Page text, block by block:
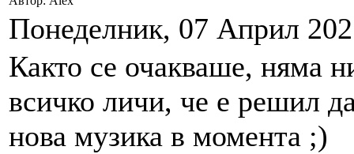
Понеделник, 07 Април
Както се очакваше, няма
всичко личи, че е решил
нова музика в момента ;)